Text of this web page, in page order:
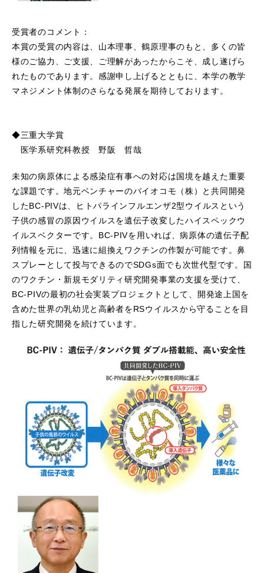
受賞者のコメント：
本賞の受賞の内容は、山本理事、鶴原理事のもと、多くの皆
様のご協力、ご支援、ご理解があったからこそ、成し遂げら
れたものであります。感謝申し上げるとともに、本学の教学
マネジメント体制のさらなる発展を期待しております。
◆三重大学賞
医学系研究科教授 野阪 哲哉
未知の病原体による感染症有事への対応は国境を越えた重要
な課題です。地元ベンチャーのバイオコモ（株）と共同開発
したBC-PIVは、ヒトパラインフルエンザ2型ウイルスという
子供の感冒の原因ウイルスを遺伝子改変したハイスペックウ
イルスベクターです。BC-PIVを用いれば、病原体の遺伝子配
列情報を元に、迅速に組換えワクチンの作製が可能です。鼻
スプレーとして投与できるのでSDGs面でも次世代型です。国
のワクチン・新規モダリティ研究開発事業の支援を受けて、
BC-PIVの最初の社会実装プロジェクトとして、開発途上国を
含めた世界の乳幼児と高齢者をRSウイルスから守ることを目
指した研究開発を続けています。